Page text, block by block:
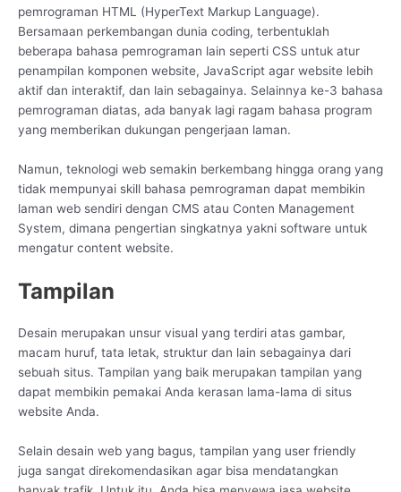
pemrograman HTML (HyperText Markup Language).
Bersamaan perkembangan dunia coding, terbentuklah
beberapa bahasa pemrograman lain seperti CSS untuk atur
penampilan komponen website, JavaScript agar website lebih
aktif dan interaktif, dan lain sebagainya. Selainnya ke-3 bahasa
pemrograman diatas, ada banyak lagi ragam bahasa program
yang memberikan dukungan pengerjaan laman.
Namun, teknologi web semakin berkembang hingga orang yang
tidak mempunyai skill bahasa pemrograman dapat membikin
laman web sendiri dengan CMS atau Conten Management
System, dimana pengertian singkatnya yakni software untuk
mengatur content website.
Tampilan
Desain merupakan unsur visual yang terdiri atas gambar,
macam huruf, tata letak, struktur dan lain sebagainya dari
sebuah situs. Tampilan yang baik merupakan tampilan yang
dapat membikin pemakai Anda kerasan lama-lama di situs
website Anda.
Selain desain web yang bagus, tampilan yang user friendly
juga sangat direkomendasikan agar bisa mendatangkan